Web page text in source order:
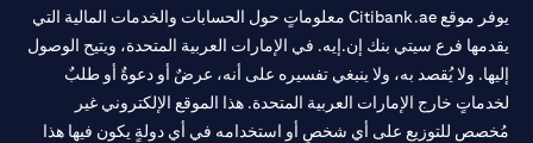
يوفر موقع Citibank.ae معلوماتٍ حول الحسابات والخدمات المالية التي
يقدمها فرع سيتي بنك إن.إيه. في الإمارات العربية المتحدة، ويتيح الوصول
إليها. ولا يُقصد به، ولا ينبغي تفسيره على أنه، عرضٌ أو دعوةٌ أو طلبٌ
لخدماتٍ خارج الإمارات العربية المتحدة. هذا الموقع الإلكتروني غير
مُخصص للتوزيع على أي شخصٍ أو استخدامه في أي دولةٍ يكون فيها هذا